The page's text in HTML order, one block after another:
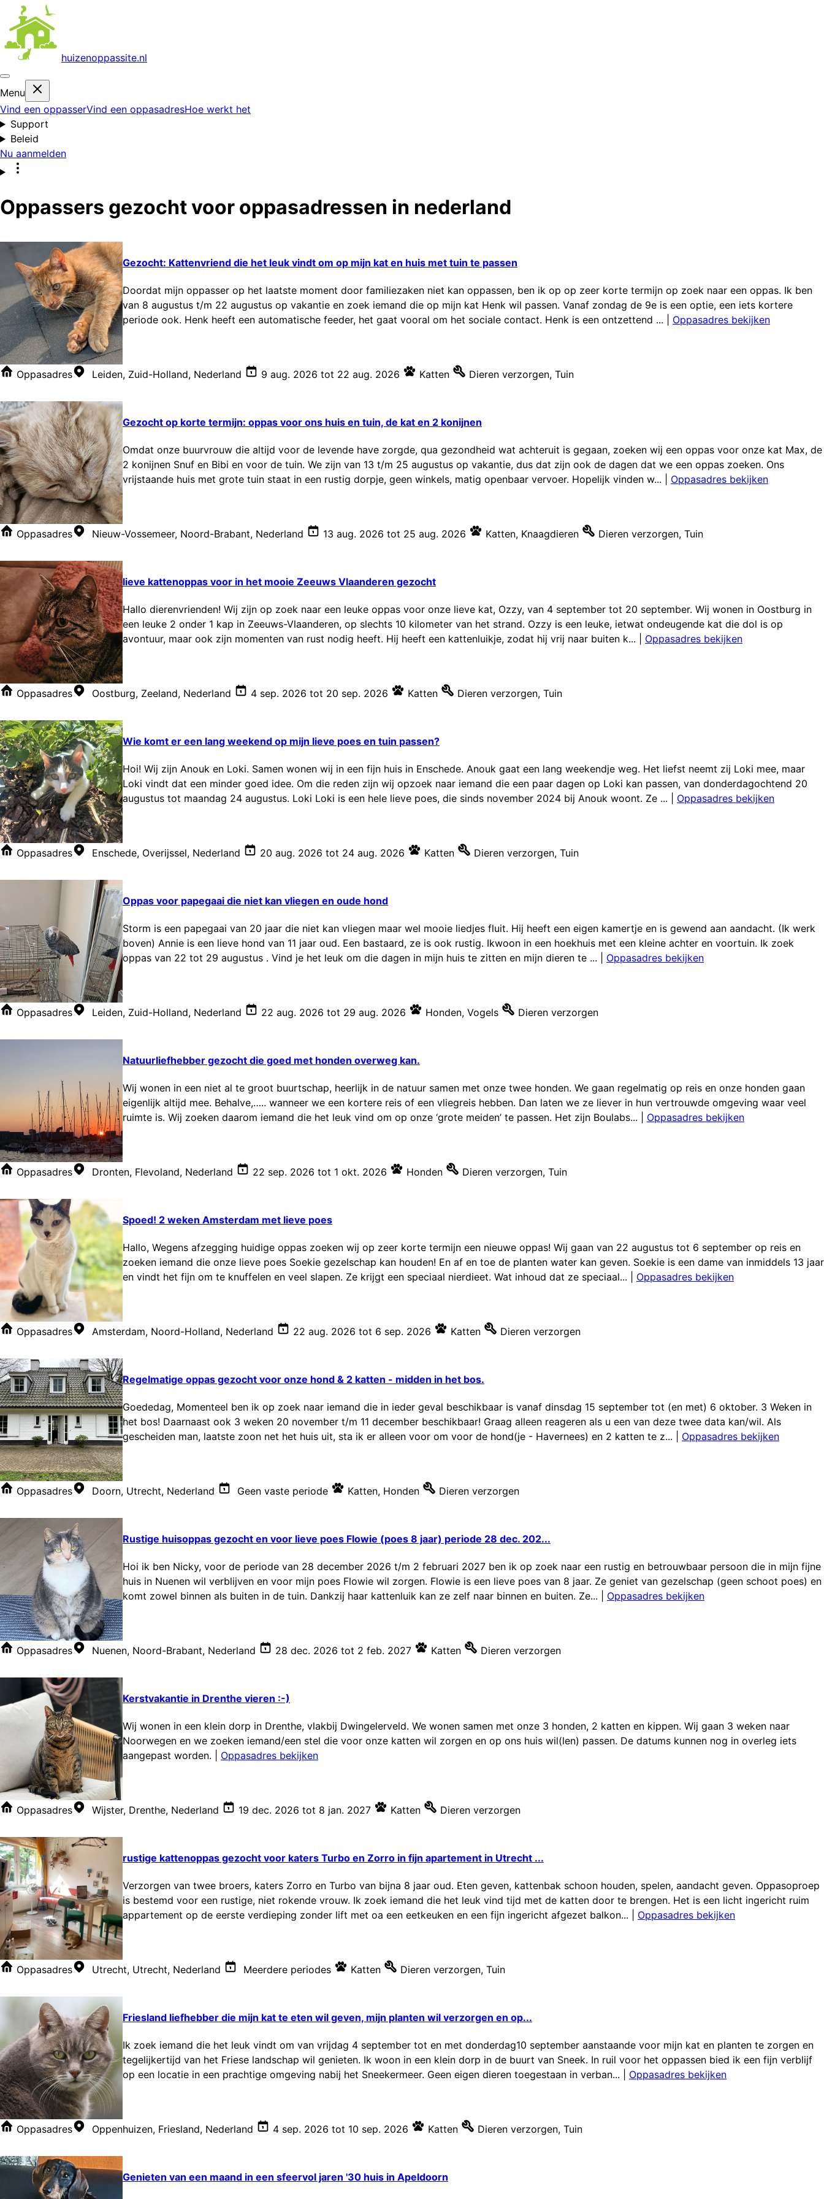
huizenoppassite.nl
Menu
Vind een oppasserVind een oppasadresHoe werkt het
Support
Beleid
Nu aanmelden
Oppassers gezocht voor oppasadressen in nederland
Gezocht: Kattenvriend die het leuk vindt om op mijn kat en huis met tuin te passen
Doordat mijn oppasser op het laatste moment door familiezaken niet kan oppassen, ben ik op op zeer korte termijn op zoek naar een oppas. Ik ben
van 8 augustus t/m 22 augustus op vakantie en zoek iemand die op mijn kat Henk wil passen. Vanaf zondag de 9e is een optie, een iets kortere
periode ook. Henk heeft een automatische feeder, het gaat vooral om het sociale contact. Henk is een ontzettend ...
Oppasadres bekijken
Oppasadres Leiden, Zuid-Holland, Nederland 9 aug. 2026 tot 22 aug. 2026 Katten Dieren verzorgen, Tuin
Gezocht op korte termijn: oppas voor ons huis en tuin, de kat en 2 konijnen
Omdat onze buurvrouw die altijd voor de levende have zorgde, qua gezondheid wat achteruit is gegaan, zoeken wij een oppas voor onze kat Max, de
2 konijnen Snuf en Bibi en voor de tuin. We zijn van 13 t/m 25 augustus op vakantie, dus dat zijn ook de dagen dat we een oppas zoeken. Ons
vrijstaande huis met grote tuin staat in een rustig dorpje, geen winkels, matig openbaar vervoer. Hopelijk vinden w...
Oppasadres bekijken
Oppasadres Nieuw-Vossemeer, Noord-Brabant, Nederland 13 aug. 2026 tot 25 aug. 2026 Katten, Knaagdieren Dieren verzorgen, Tuin
lieve kattenoppas voor in het mooie Zeeuws Vlaanderen gezocht
Hallo dierenvrienden! Wij zijn op zoek naar een leuke oppas voor onze lieve kat, Ozzy, van 4 september tot 20 september. Wij wonen in Oostburg in
een leuke 2 onder 1 kap in Zeeuws-Vlaanderen, op slechts 10 kilometer van het strand. Ozzy is een leuke, ietwat ondeugende kat die dol is op
avontuur, maar ook zijn momenten van rust nodig heeft. Hij heeft een kattenluikje, zodat hij vrij naar buiten k...
Oppasadres bekijken
Oppasadres Oostburg, Zeeland, Nederland 4 sep. 2026 tot 20 sep. 2026 Katten Dieren verzorgen, Tuin
Wie komt er een lang weekend op mijn lieve poes en tuin passen?
Hoi! Wij zijn Anouk en Loki. Samen wonen wij in een fijn huis in Enschede. Anouk gaat een lang weekendje weg. Het liefst neemt zij Loki mee, maar
Loki vindt dat een minder goed idee. Om die reden zijn wij opzoek naar iemand die een paar dagen op Loki kan passen, van donderdagochtend 20
augustus tot maandag 24 augustus. Loki Loki is een hele lieve poes, die sinds november 2024 bij Anouk woont. Ze ...
Oppasadres bekijken
Oppasadres Enschede, Overijssel, Nederland 20 aug. 2026 tot 24 aug. 2026 Katten Dieren verzorgen, Tuin
Oppas voor papegaai die niet kan vliegen en oude hond
Storm is een papegaai van 20 jaar die niet kan vliegen maar wel mooie liedjes fluit. Hij heeft een eigen kamertje en is gewend aan aandacht. (Ik werk
boven) Annie is een lieve hond van 11 jaar oud. Een bastaard, ze is ook rustig. Ikwoon in een hoekhuis met een kleine achter en voortuin. Ik zoek
oppas van 22 tot 29 augustus . Vind je het leuk om die dagen in mijn huis te zitten en mijn dieren te ...
Oppasadres bekijken
Oppasadres Leiden, Zuid-Holland, Nederland 22 aug. 2026 tot 29 aug. 2026 Honden, Vogels Dieren verzorgen
Natuurliefhebber gezocht die goed met honden overweg kan.
Wij wonen in een niet al te groot buurtschap, heerlijk in de natuur samen met onze twee honden. We gaan regelmatig op reis en onze honden gaan
eigenlijk altijd mee. Behalve,….. wanneer we een kortere reis of een vliegreis hebben. Dan laten we ze liever in hun vertrouwde omgeving waar veel
ruimte is. Wij zoeken daarom iemand die het leuk vind om op onze ‘grote meiden’ te passen. Het zijn Boulabs...
Oppasadres bekijken
Oppasadres Dronten, Flevoland, Nederland 22 sep. 2026 tot 1 okt. 2026 Honden Dieren verzorgen, Tuin
Spoed! 2 weken Amsterdam met lieve poes
Hallo, Wegens afzegging huidige oppas zoeken wij op zeer korte termijn een nieuwe oppas! Wij gaan van 22 augustus tot 6 september op reis en
zoeken iemand die onze lieve poes Soekie gezelschap kan houden! En af en toe de planten water kan geven. Soekie is een dame van inmiddels 13 jaar
en vindt het fijn om te knuffelen en veel slapen. Ze krijgt een speciaal nierdieet. Wat inhoud dat ze speciaal...
Oppasadres bekijken
Oppasadres Amsterdam, Noord-Holland, Nederland 22 aug. 2026 tot 6 sep. 2026 Katten Dieren verzorgen
Regelmatige oppas gezocht voor onze hond & 2 katten - midden in het bos.
Goededag, Momenteel ben ik op zoek naar iemand die in ieder geval beschikbaar is vanaf dinsdag 15 september tot (en met) 6 oktober. 3 Weken in
het bos! Daarnaast ook 3 weken 20 november t/m 11 december beschikbaar! Graag alleen reageren als u een van deze twee data kan/wil. Als
gescheiden man, laatste zoon net het huis uit, sta ik er alleen voor om voor de hond(je - Havernees) en 2 katten te z...
Oppasadres bekijken
Oppasadres Doorn, Utrecht, Nederland Geen vaste periode Katten, Honden Dieren verzorgen
Rustige huisoppas gezocht en voor lieve poes Flowie (poes 8 jaar) periode 28 dec. 202...
Hoi ik ben Nicky, voor de periode van 28 december 2026 t/m 2 februari 2027 ben ik op zoek naar een rustig en betrouwbaar persoon die in mijn fijne
huis in Nuenen wil verblijven en voor mijn poes Flowie wil zorgen. Flowie is een lieve poes van 8 jaar. Ze geniet van gezelschap (geen schoot poes) en
komt zowel binnen als buiten in de tuin. Dankzij haar kattenluik kan ze zelf naar binnen en buiten. Ze...
Oppasadres bekijken
Oppasadres Nuenen, Noord-Brabant, Nederland 28 dec. 2026 tot 2 feb. 2027 Katten Dieren verzorgen
Kerstvakantie in Drenthe vieren :-)
Wij wonen in een klein dorp in Drenthe, vlakbij Dwingelerveld. We wonen samen met onze 3 honden, 2 katten en kippen. Wij gaan 3 weken naar
Noorwegen en we zoeken iemand/een stel die voor onze katten wil zorgen en op ons huis wil(len) passen. De datums kunnen nog in overleg iets
aangepast worden.
Oppasadres bekijken
Oppasadres Wijster, Drenthe, Nederland 19 dec. 2026 tot 8 jan. 2027 Katten Dieren verzorgen
rustige kattenoppas gezocht voor katers Turbo en Zorro in fijn apartement in Utrecht ...
Verzorgen van twee broers, katers Zorro en Turbo van bijna 8 jaar oud. Eten geven, kattenbak schoon houden, spelen, aandacht geven. Oppasoproep
is bestemd voor een rustige, niet rokende vrouw. Ik zoek iemand die het leuk vind tijd met de katten door te brengen. Het is een licht ingericht ruim
appartement op de eerste verdieping zonder lift met oa een eetkeuken en een fijn ingericht afgezet balkon...
Oppasadres bekijken
Oppasadres Utrecht, Utrecht, Nederland Meerdere periodes Katten Dieren verzorgen, Tuin
Friesland liefhebber die mijn kat te eten wil geven, mijn planten wil verzorgen en op...
Ik zoek iemand die het leuk vindt om van vrijdag 4 september tot en met donderdag10 september aanstaande voor mijn kat en planten te zorgen en
tegelijkertijd van het Friese landschap wil genieten. Ik woon in een klein dorp in de buurt van Sneek. In ruil voor het oppassen bied ik een fijn verblijf
op een locatie in een prachtige omgeving nabij het Sneekermeer. Geen eigen dieren toegestaan in verban...
Oppasadres bekijken
Oppasadres Oppenhuizen, Friesland, Nederland 4 sep. 2026 tot 10 sep. 2026 Katten Dieren verzorgen, Tuin
Genieten van een maand in een sfeervol jaren '30 huis in Apeldoorn